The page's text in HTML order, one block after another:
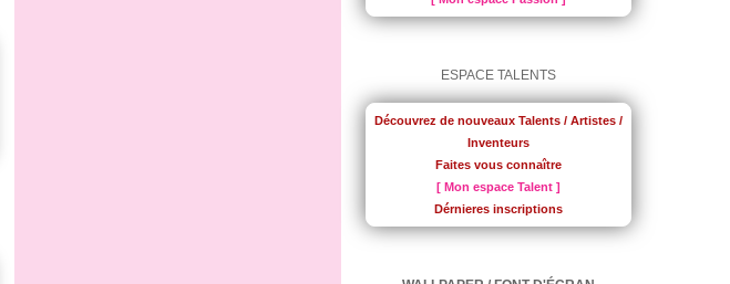
ESPACE TALENTS
Découvrez de nouveaux Talents / Artistes /
Inventeurs
Faites vous connaître
[ Mon espace Talent ]
Dérnieres inscriptions